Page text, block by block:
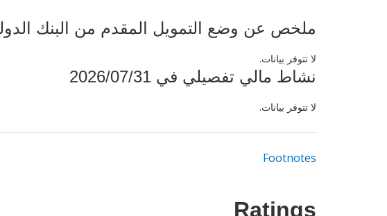
ملخص عن وضع التمويل المقدم من البنك الدولي
لا تتوفر بيانات.
نشاط مالي تفصيلي في 2026/07/31
لا تتوفر بيانات.
Footnotes